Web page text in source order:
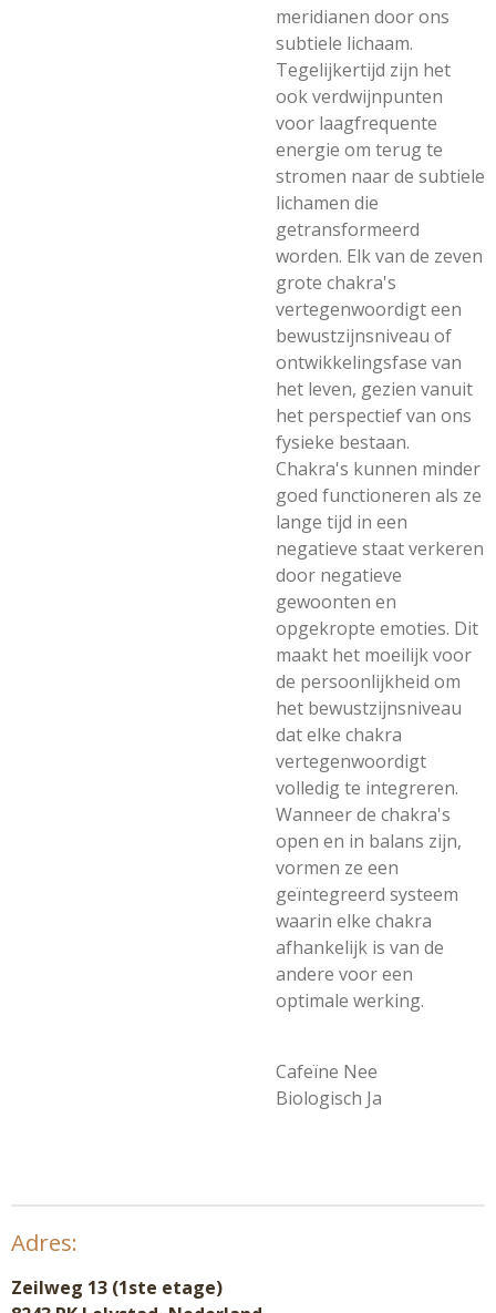
meridianen door ons
subtiele lichaam.
Tegelijkertijd zijn het
ook verdwijnpunten
voor laagfrequente
energie om terug te
stromen naar de subtiele
lichamen die
getransformeerd
worden. Elk van de zeven
grote chakra's
vertegenwoordigt een
bewustzijnsniveau of
ontwikkelingsfase van
het leven, gezien vanuit
het perspectief van ons
fysieke bestaan.
Chakra's kunnen minder
goed functioneren als ze
lange tijd in een
negatieve staat verkeren
door negatieve
gewoonten en
opgekropte emoties. Dit
maakt het moeilijk voor
de persoonlijkheid om
het bewustzijnsniveau
dat elke chakra
vertegenwoordigt
volledig te integreren.
Wanneer de chakra's
open en in balans zijn,
vormen ze een
geïntegreerd systeem
waarin elke chakra
afhankelijk is van de
andere voor een
optimale werking.
Cafeïne Nee
Biologisch Ja
Adres:
Zeilweg 13 (1ste etage)